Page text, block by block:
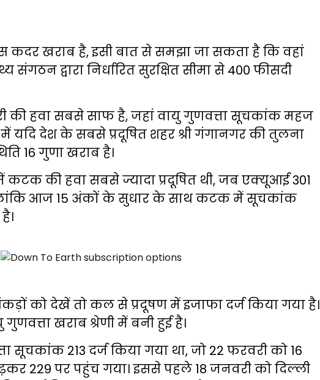
कदर खराब है, इसी बात से समझा जा सकता है कि वहां
संगठन द्वारा निर्धारित सुरक्षित सीमा से 400 फीसदी
की हवा सबसे साफ है, जहां वायु गुणवत्ता सूचकांक महज
में यदि देश के सबसे प्रदूषित शहर श्री गंगानगर की तुलना
16 गुणा खराब है।
की हवा सबसे ज्यादा प्रदूषित थी, जब एक्यूआई 301
आज 15 अंकों के सुधार के साथ कटक में सूचकांक
को देखें तो कल से प्रदूषण में इजाफा दर्ज किया गया है।
खराब श्रेणी में बनी हुई है।
सूचकांक 213 दर्ज किया गया था, जो 22 फरवरी को 16
229 पर पहुंच गया। इससे पहले 18 जनवरी को दिल्ली